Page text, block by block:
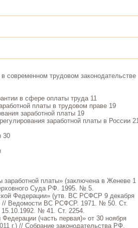
современном трудовом законодательстве
в сфере оплаты труда 11
платы в трудовом праве 19
заработной платы 19
заработной платы в России
30
заработной платы» (заключена в Женеве 1
Суда РФ. 1995. № 5.
Федерации» (утв. ВС РСФСР 9 декабря
// Ведомости ВС РСФСР. 1971. № 50. Ст.
№ 41. Ст. 2254.
(часть первая)» от 30 ноября
г.) // Собрание законодательства РФ.